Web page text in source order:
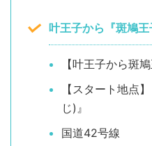
叶王子から『斑鳩王
【叶王子から斑
【スタート地点
じ)』
国道42号線